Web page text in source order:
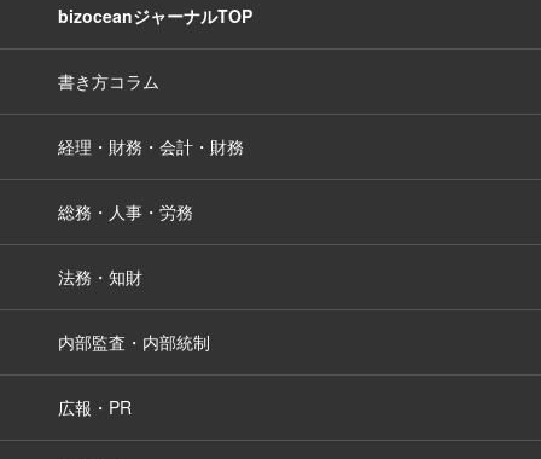
bizoceanジャーナルTOP
書き方コラム
経理・財務・会計・財務
総務・人事・労務
法務・知財
内部監査・内部統制
広報・PR